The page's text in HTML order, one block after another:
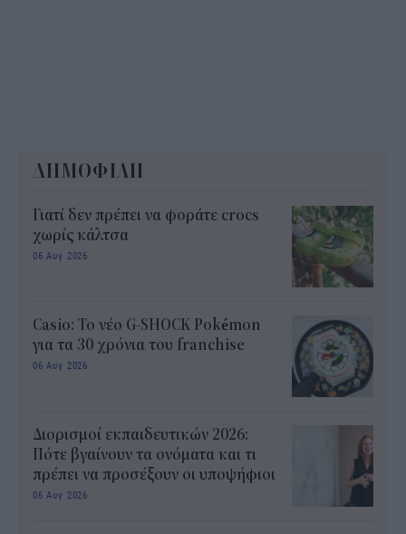
ΔΗΜΟΦΙΛΗ
Γιατί δεν πρέπει να φοράτε crocs
χωρίς κάλτσα
06 Αυγ 2026
Casio: Το νέο G-SHOCK Pokémon
για τα 30 χρόνια του franchise
06 Αυγ 2026
Διορισμοί εκπαιδευτικών 2026:
Πότε βγαίνουν τα ονόματα και τι
πρέπει να προσέξουν οι υποψήφιοι
06 Αυγ 2026